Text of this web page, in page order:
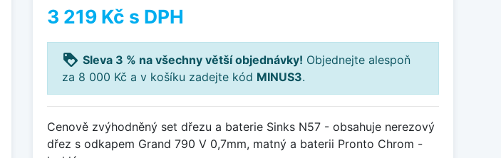
3 219 Kč s DPH
loyalty Sleva 3 % na všechny větší objednávky! Objednejte alespoň
za 8 000 Kč a v košíku zadejte kód MINUS3.
Cenově zvýhodněný set dřezu a baterie Sinks N57 - obsahuje nerezový
dřez s odkapem Grand 790 V 0,7mm, matný a baterii Pronto Chrom -